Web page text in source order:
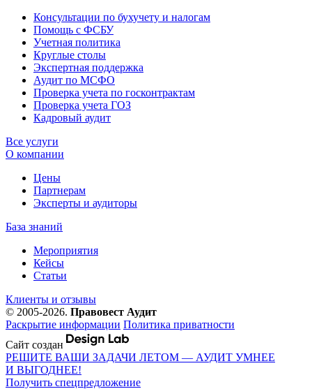
Консультации по бухучету и налогам
Помощь с ФСБУ
Учетная политика
Круглые столы
Экспертная поддержка
Аудит по МСФО
Проверка учета по госконтрактам
Проверка учета ГОЗ
Кадровый аудит
Все услуги
О компании
Цены
Партнерам
Эксперты и аудиторы
База знаний
Мероприятия
Кейсы
Статьи
Клиенты и отзывы
© 2005-2026. Правовест Аудит
Раскрытие информации Политика приватности
Сайт создан
РЕШИТЕ ВАШИ ЗАДАЧИ ЛЕТОМ — АУДИТ УМНЕЕ
И ВЫГОДНЕЕ!
Получить спецпредложение